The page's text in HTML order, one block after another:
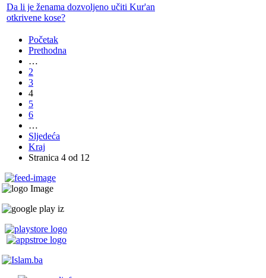
Da li je ženama dozvoljeno učiti Kur'an
otkrivene kose?
Početak
Prethodna
…
2
3
4
5
6
…
Sljedeća
Kraj
Stranica 4 od 12